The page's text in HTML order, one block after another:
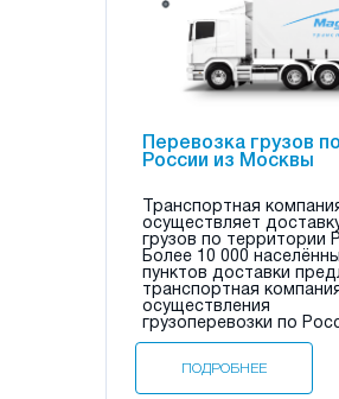
Перевозка грузов по
России из Москвы
Транспортная
осуществляет
грузов по территории
Более 10 000
пунктов доставки
транспортная
осуществления
грузоперевозки по
ПОДРОБНЕЕ